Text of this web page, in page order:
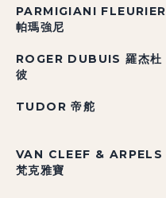
PARMIGIANI FLEURIER
帕瑪強尼
ROGER DUBUIS 羅杰杜
彼
TUDOR 帝舵
VAN CLEEF & ARPELS
梵克雅寶